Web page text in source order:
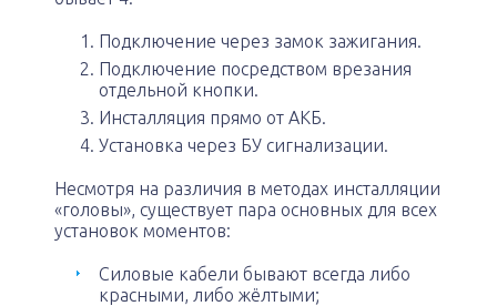
Подключение через замок зажигания.
Подключение посредством врезания
отдельной кнопки.
Инсталляция прямо от АКБ.
Установка через БУ сигнализации.
Несмотря на различия в методах инсталляции
«головы», существует пара основных для всех
установок моментов:
Силовые кабели бывают всегда либо
красными, либо жёлтыми;